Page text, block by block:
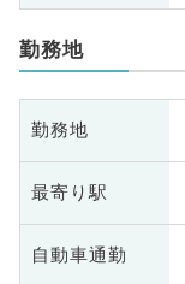
勤務地
勤務地
最寄り駅
自動車通勤